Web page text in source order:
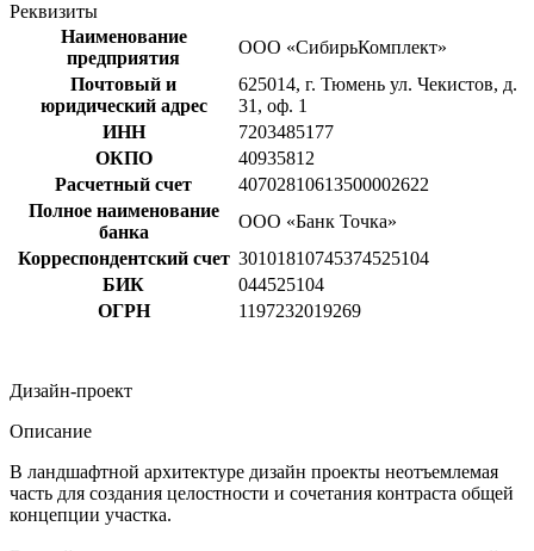
Реквизиты
Наименование
предприятия
ООО «СибирьКомплект»
Почтовый и
юридический адрес
625014, г. Тюмень ул. Чекистов, д.
31, оф. 1
ИНН
7203485177
ОКПО
40935812
Расчетный счет
40702810613500002622
Полное наименование
банка
ООО «Банк Точка»
Корреспондентский счет 30101810745374525104
БИК
044525104
ОГРН
1197232019269
Дизайн-проект
Описание
В ландшафтной архитектуре дизайн проекты неотъемлемая
часть для создания целостности и сочетания контраста общей
концепции участка.